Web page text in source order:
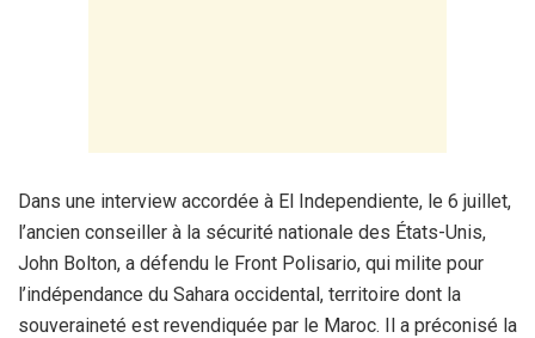
Dans une interview accordée à El Independiente, le 6 juillet,
l’ancien conseiller à la sécurité nationale des États-Unis,
John Bolton, a défendu le Front Polisario, qui milite pour
l’indépendance du Sahara occidental, territoire dont la
souveraineté est revendiquée par le Maroc. Il a préconisé la